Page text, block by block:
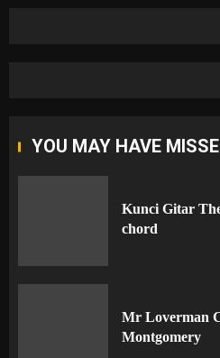
YOU MAY HAVE
Kunci Gitar
chord
Mr Loverman
Montgomery